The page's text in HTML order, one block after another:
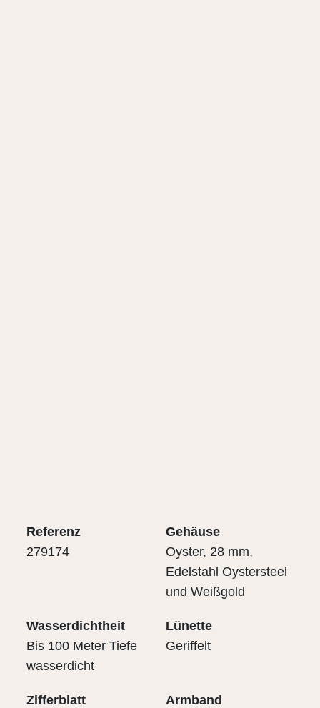
Referenz
279174
Gehäuse
Oyster, 28 mm,
Edelstahl Oystersteel
und Weißgold
Wasserdichtheit
Bis 100 Meter Tiefe
wasserdicht
Lünette
Geriffelt
Zifferblatt Armband